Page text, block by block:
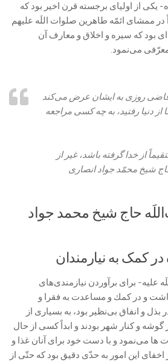
از اولياى برجسته قرن اخير بود كه
در ممشاى ائمّه طاهرين صلوات اللَه عليهم
بود كه سيره و اخلاق و معارف آن
معرّفى می‌‏نمود.
روزى به ايشان عرض می‌كند
دنيا رفتيد، به چه كسى مراجعه
از خدا گرفته باشد، غير از
شيخ محمّد جواد انصارى‏
حاج شیخ محمد جواد
در کمک به نیارمندان
عليه- براى برآوردن نيازمندى‏‌های
و در كمك و مساعدت به فقرا و
بذل و انفاق بی‌نظير بود، به بسيارى از
گوشه و كنار شهر بودند و ابداً كسى از حال
ها می‌نمود و با دست خود براى آنان غذا و
اين امور به حدّى دقيق بود كه حتّى از